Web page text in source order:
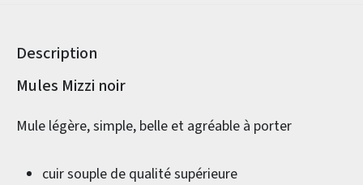
Description
Informations sur le produit
Mules Mizzi noir
Mule légère, simple, belle et agréable à porter
cuir souple de qualité supérieure